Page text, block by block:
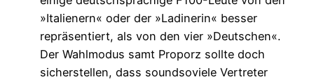
»Italienern« oder der »Ladinerin« besser
repräsentiert, als von den vier »Deutschen«.
Der Wahlmodus samt Proporz sollte doch
sicherstellen, dass soundsoviele Vertreter